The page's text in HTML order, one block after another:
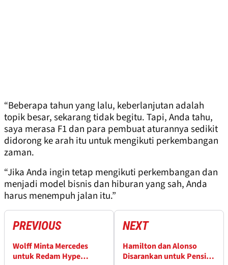
“Beberapa tahun yang lalu, keberlanjutan adalah
topik besar, sekarang tidak begitu. Tapi, Anda tahu,
saya merasa F1 dan para pembuat aturannya sedikit
didorong ke arah itu untuk mengikuti perkembangan
zaman.
“Jika Anda ingin tetap mengikuti perkembangan dan
menjadi model bisnis dan hiburan yang sah, Anda
harus menempuh jalan itu.”
PREVIOUS
Wolff Minta Mercedes
untuk Redam Hype
NEXT
Hamilton dan Alonso
Disarankan untuk Pensiun